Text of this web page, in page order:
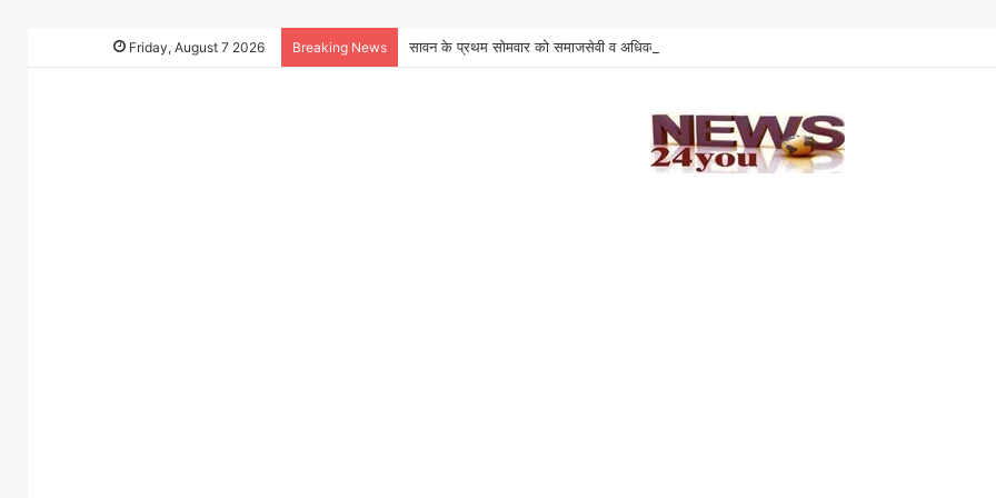
Friday, August 7 2026 Breaking News